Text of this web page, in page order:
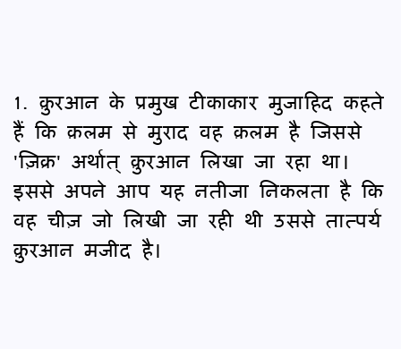
1. क़ुरआन के प्रमुख टीकाकार मुजाहिद कहते
हैं कि क़लम से मुराद वह क़लम है जिससे
'ज़िक्र' अर्थात् क़ुरआन लिखा जा रहा था।
इससे अपने आप यह नतीजा निकलता है कि
वह चीज़ जो लिखी जा रही थी उससे तात्पर्य
क़ुरआन मजीद है।